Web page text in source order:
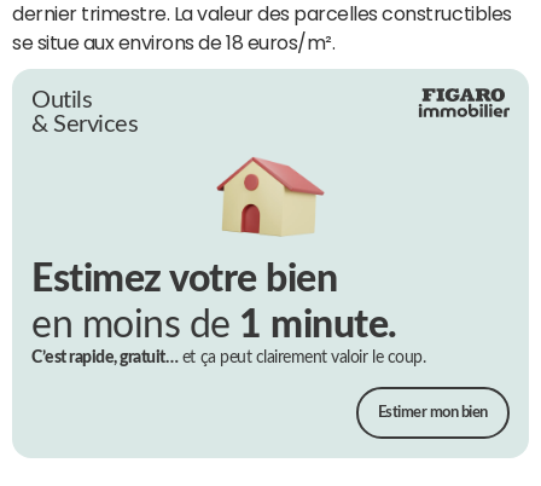
dernier trimestre. La valeur des parcelles constructibles
se situe aux environs de 18 euros/m².
Outils
& Services
Estimez votre bien
en moins de 1 minute.
C’est rapide, gratuit…et ça peut clairement valoir le coup.
Estimer mon bien